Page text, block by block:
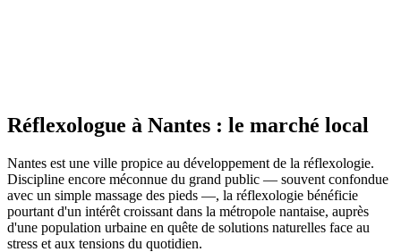
Réflexologue à Nantes : le marché local
Nantes est une ville propice au développement de la réflexologie.
Discipline encore méconnue du grand public — souvent confondue
avec un simple massage des pieds —, la réflexologie bénéficie
pourtant d'un intérêt croissant dans la métropole nantaise, auprès
d'une population urbaine en quête de solutions naturelles face au
stress et aux tensions du quotidien.